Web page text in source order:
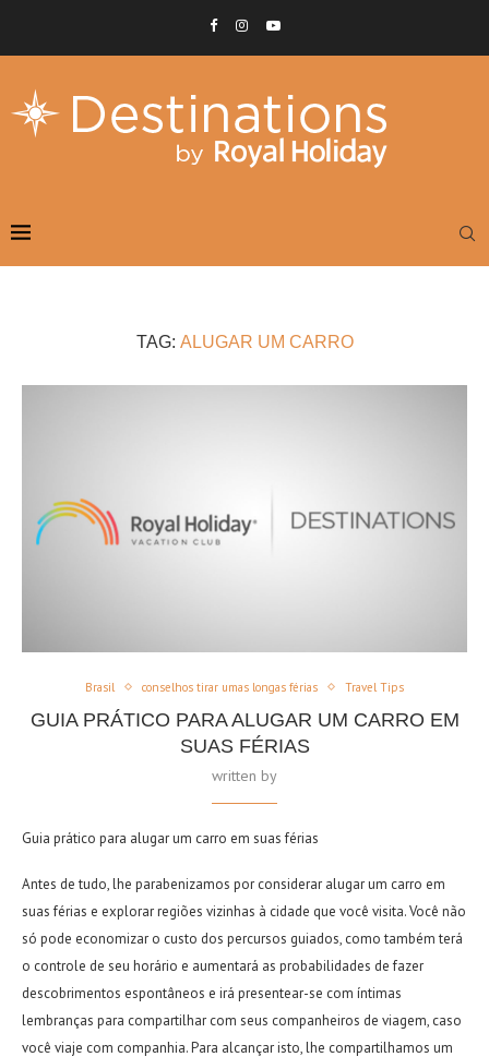
TAG: ALUGAR UM CARRO
Brasil conselhos tirar umas longas férias Travel Tips
GUIA PRÁTICO PARA ALUGAR UM CARRO EM
SUAS FÉRIAS
written by
Guia prático para alugar um carro em suas férias
Antes de tudo, lhe parabenizamos por considerar alugar um carro em
suas férias e explorar regiões vizinhas à cidade que você visita. Você não
só pode economizar o custo dos percursos guiados, como também terá
o controle de seu horário e aumentará as probabilidades de fazer
descobrimentos espontâneos e irá presentear-se com íntimas
lembranças para compartilhar com seus companheiros de viagem, caso
você viaje com companhia. Para alcançar isto, lhe compartilhamos um